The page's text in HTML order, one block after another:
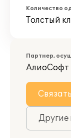
Количество
Толстый
Партнер,
АлиоСофт
Другие